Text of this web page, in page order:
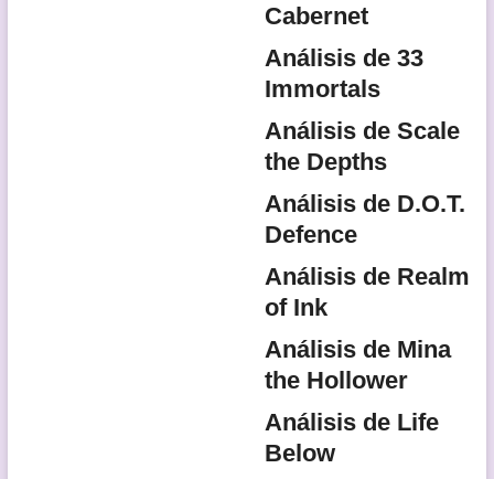
Cabernet
Análisis de 33
Immortals
Análisis de Scale
the Depths
Análisis de D.O.T.
Defence
Análisis de Realm
of Ink
Análisis de Mina
the Hollower
Análisis de Life
Below